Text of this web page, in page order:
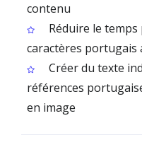
contenu
Réduire le
caractères portugais
Créer du texte
références
en image